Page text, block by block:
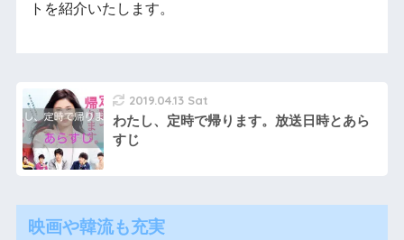
トを紹介いたします。
2019.04.13 Sat
わたし、定時で帰ります。放送日時とあら
すじ
映画や韓流も充実